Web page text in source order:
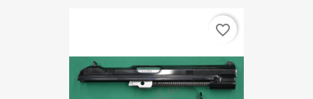
favorite_border